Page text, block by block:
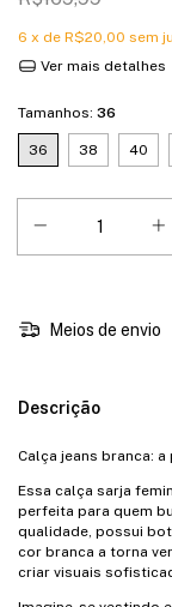
6 x de R$20,00 sem
Ver mais detalhes
Tamanhos: 36
36 38 40
Meios de envio
Descrição
Calça jeans branca:
Essa calça sarja
perfeita para quem
qualidade, possui
cor branca a torna
criar visuais